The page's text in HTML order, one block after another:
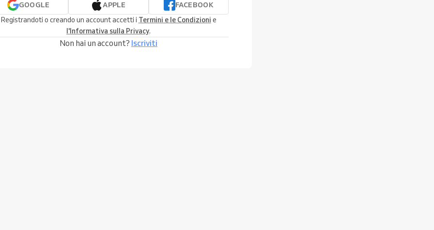
GOOGLE
APPLE
FACEBOOK
Registrandoti o creando un account accetti i Termini e le Condizioni e
l'Informativa sulla Privacy.
Non hai un account? Iscriviti